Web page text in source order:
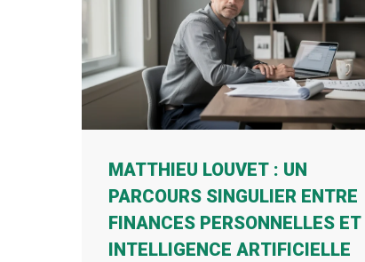
MATTHIEU LOUVET : UN
PARCOURS SINGULIER ENTRE
FINANCES PERSONNELLES ET
INTELLIGENCE ARTIFICIELLE